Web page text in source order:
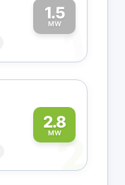
1.5
MW1
2.8
MW2